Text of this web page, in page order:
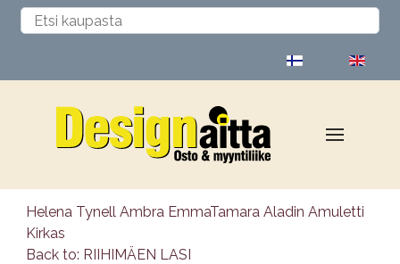
Helena Tynell Ambra EmmaTamara Aladin Amuletti
Kirkas
Back to: RIIHIMÄEN LASI